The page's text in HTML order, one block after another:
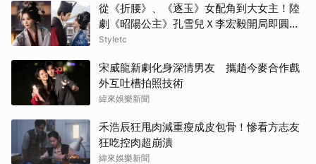
從《折腰》、《逐玉》女配角到大女主！陸
劇《昭陽公主》孔雪兒Ｘ李宏毅開局即圓
房，這場帶毒的權謀虐戀太過癮
Styletc
宋威龍新劇化身深情男友 攜趙今麥合作戲
外互吐槽拍照技術
緯來娛樂新聞
禾浩辰狂甩肉減重瘦成皮包骨！慘看方志友
狂吃控肉超崩潰
緯來娛樂新聞